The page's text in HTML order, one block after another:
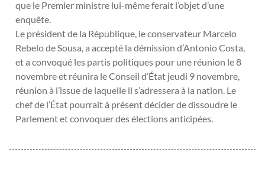
que le Premier ministre lui-même ferait l’objet d’une
enquête.
Le président de la République, le conservateur Marcelo
Rebelo de Sousa, a accepté la démission d’Antonio Costa,
et a convoqué les partis politiques pour une réunion le 8
novembre et réunira le Conseil d’État jeudi 9 novembre,
réunion à l’issue de laquelle il s’adressera à la nation. Le
chef de l’État pourrait à présent décider de dissoudre le
Parlement et convoquer des élections anticipées.